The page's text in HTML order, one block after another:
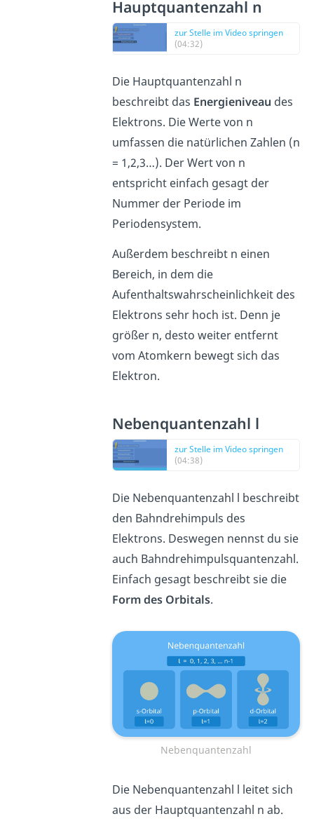
Hauptquantenzahl n
zur Stelle im Video springen
(04:32)
Die Hauptquantenzahl n
beschreibt das Energieniveau des
Elektrons. Die Werte von n
umfassen die natürlichen Zahlen (n
= 1,2,3…). Der Wert von n
entspricht einfach gesagt der
Nummer der Periode im
Periodensystem.
Außerdem beschreibt n einen
Bereich, in dem die
Aufenthaltswahrscheinlichkeit des
Elektrons sehr hoch ist. Denn je
größer n, desto weiter entfernt
vom Atomkern bewegt sich das
Elektron.
Nebenquantenzahl l
zur Stelle im Video springen
(04:38)
Die Nebenquantenzahl l beschreibt
den Bahndrehimpuls des
Elektrons. Deswegen nennst du sie
auch Bahndrehimpulsquantenzahl.
Einfach gesagt beschreibt sie die
Form des Orbitals.
Nebenquantenzahl
Die Nebenquantenzahl l leitet sich
aus der Hauptquantenzahl n ab.